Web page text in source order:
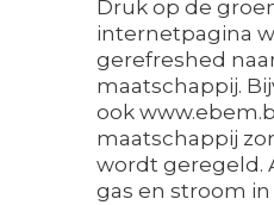
Druk op de
internetpagina
gerefreshed
maatschappij.
ook
maatschappij
wordt geregeld.
gas en stroom in